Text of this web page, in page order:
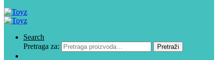
Search
Pretraga za:
Pretraži